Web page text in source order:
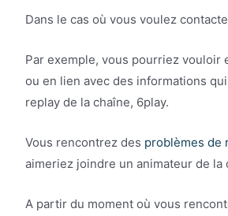
Dans le cas où vous voulez
Par exemple, vous pourriez vouloir
ou en lien avec des informations
replay de la chaîne, 6play.
Vous rencontrez des problèmes de
aimeriez joindre un animateur de
A partir du moment où vous